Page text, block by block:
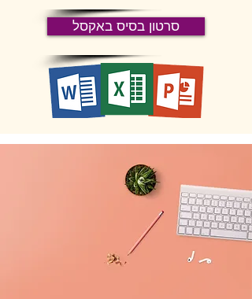
סרטון בסיס באקסל